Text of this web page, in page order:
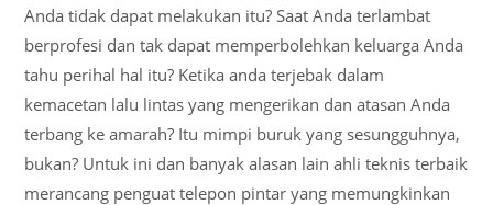
Anda tidak dapat melakukan itu? Saat Anda terlambat
berprofesi dan tak dapat memperbolehkan keluarga Anda
tahu perihal hal itu? Ketika anda terjebak dalam
kemacetan lalu lintas yang mengerikan dan atasan Anda
terbang ke amarah? Itu mimpi buruk yang sesungguhnya,
bukan? Untuk ini dan banyak alasan lain ahli teknis terbaik
merancang penguat telepon pintar yang memungkinkan